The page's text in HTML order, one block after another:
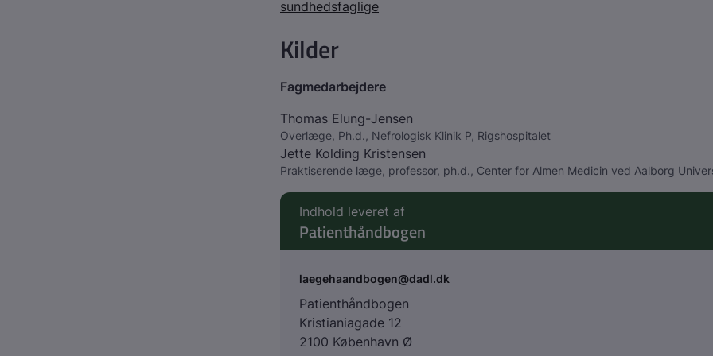
sundhedsfaglige
Kilder
Fagmedarbejdere
Thomas Elung-Jensen
Overlæge, Ph.d., Nefrologisk Klinik P, Rigshospitalet
Jette Kolding Kristensen
Praktiserende læge, professor, ph.d., Center for Almen Medicin ved Aalborg
Indhold leveret af
Patienthåndbogen
laegehaandbogen@dadl.dk
Patienthåndbogen
Kristianiagade 12
2100 København Ø